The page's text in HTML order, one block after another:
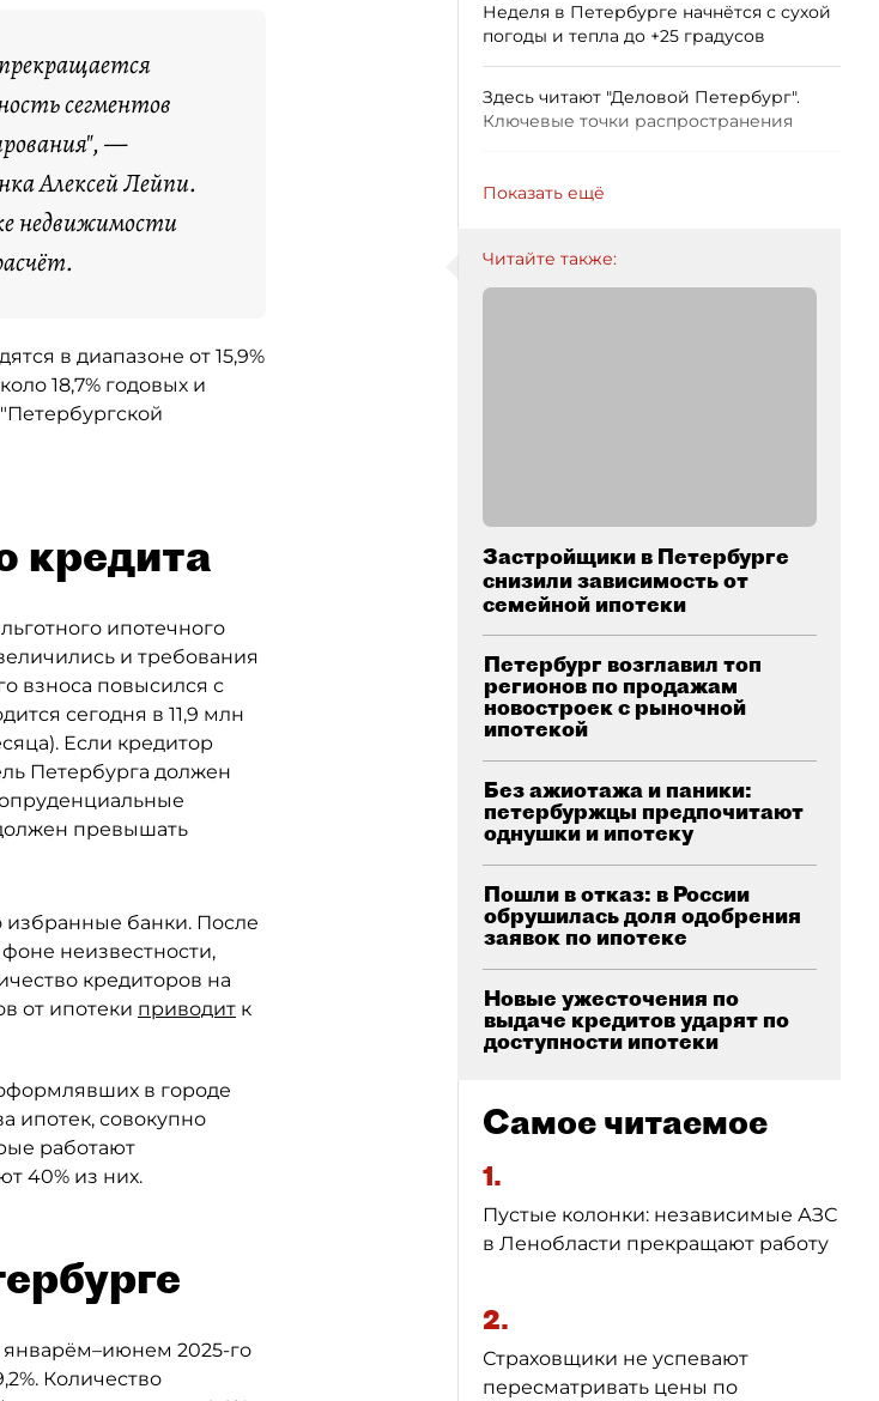
сегментов
—
Алексей Лейпи.
недвижимости
в диапазоне от 15,9%
18,7% годовых и
кредита
ипотечного
и требования
взноса повысился с
сегодня в 11,9 млн
Если кредитор
Петербурга должен
превышать
избранные банки. После
неизвестности,
кредиторов на
от ипотеки приводит к
в городе
ипотек, совокупно
работают
40% из них.
январём–июнем 2025-го
Количество
Неделя в Петербурге начнётся с сухой
погоды и тепла до +25 градусов
Здесь читают "Деловой Петербург".
Ключевые точки распространения
Показать ещё
Читайте также:
Застройщики в Петербурге
снизили зависимость от
семейной ипотеки
Петербург возглавил топ
регионов по продажам
новостроек с рыночной
ипотекой
Без ажиотажа и паники:
петербуржцы предпочитают
однушки и ипотеку
Пошли в отказ: в России
обрушилась доля одобрения
заявок по ипотеке
Новые ужесточения по
выдаче кредитов ударят по
доступности ипотеки
Самое читаемое
1.
Пустые колонки: независимые АЗС
в Ленобласти прекращают работу
2.
Страховщики не успевают
пересматривать цены по